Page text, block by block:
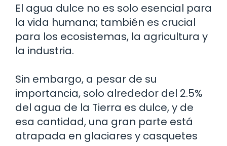
El agua dulce no es solo esencial para
la vida humana; también es crucial
para los ecosistemas, la agricultura y
la industria.
Sin embargo, a pesar de su
importancia, solo alrededor del 2.5%
del agua de la Tierra es dulce, y de
esa cantidad, una gran parte está
atrapada en glaciares y casquetes